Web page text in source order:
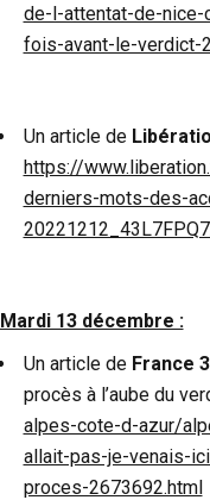
de-l-attentat-de-nice-
fois-avant-le-verdict-
Un article de
https://
derniers-mots-des-
Mardi 13 décembre :
Un article de France 3
procès à l’aube du
alpes-cote-d-azur/
allait-pas-je-venais-
proces-2673692.html